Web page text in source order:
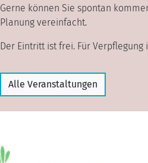
Gerne können Sie spontan
Planung vereinfacht.
Der Eintritt ist frei. Für
Alle Veranstaltungen